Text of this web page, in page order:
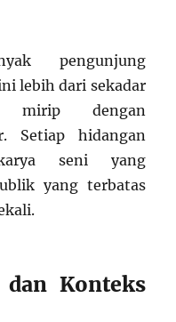
pengunjung
lebih dari sekadar
mirip dengan
Setiap hidangan
seni yang
yang terbatas
dan Konteks